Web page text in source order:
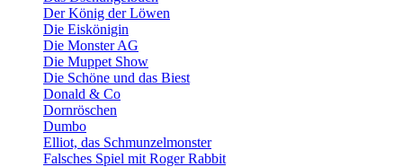
Der König der Löwen
Die Eiskönigin
Die Monster AG
Die Muppet Show
Die Schöne und das Biest
Donald & Co
Dornröschen
Dumbo
Elliot, das Schmunzelmonster
Falsches Spiel mit Roger Rabbit